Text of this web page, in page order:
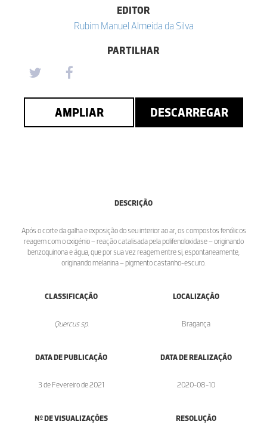
EDITOR
Rubim Manuel Almeida da Silva
PARTILHAR
AMPLIAR DESCARREGAR
DESCRIÇÃO
Após o corte da galha e exposição do seu interior ao ar, os compostos fenólicos
reagem com o oxigénio – reação catalisada pela polifenoloxidase – originando
benzoquinona e água, que por sua vez reagem entre si, espontaneamente,
originando melanina – pigmento castanho-escuro.
CLASSIFICAÇÃO
Quercus sp.
LOCALIZAÇÃO
Bragança
DATA DE PUBLICAÇÃO
3 de Fevereiro de 2021
DATA DE REALIZAÇÃO
2020-08-10
Nº DE VISUALIZAÇÕES RESOLUÇÃO